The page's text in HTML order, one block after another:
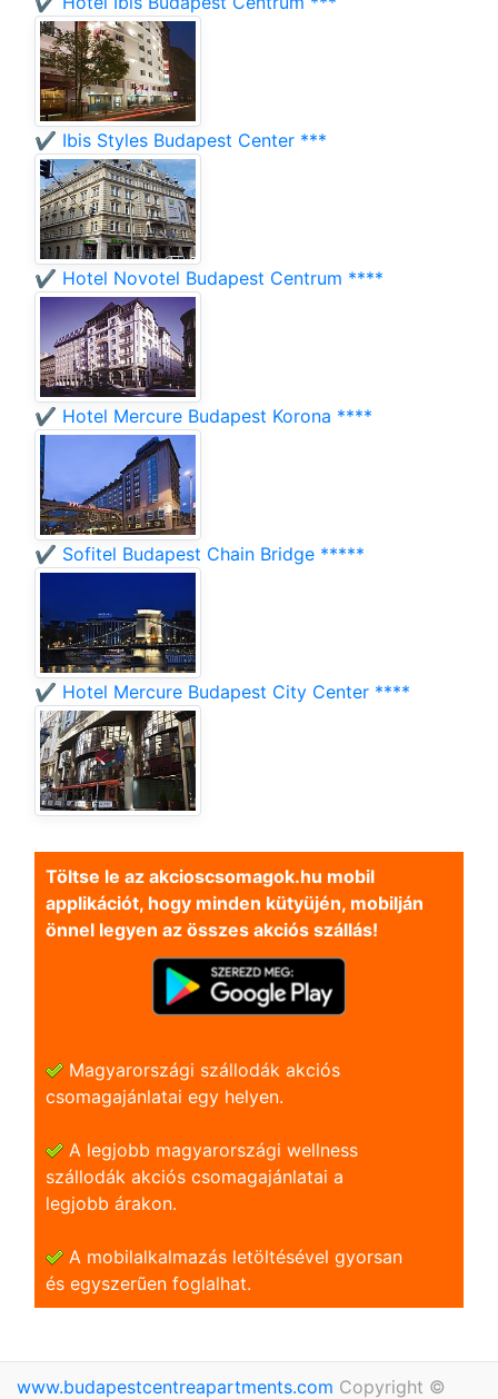
✔️ Ibis Styles Budapest Center ***
✔️ Hotel Novotel Budapest Centrum ****
✔️ Hotel Mercure Budapest Korona ****
✔️ Sofitel Budapest Chain Bridge *****
✔️ Hotel Mercure Budapest City Center ****
Töltse le az akcioscsomagok.hu mobil
applikációt, hogy minden kütyüjén, mobilján
önnel legyen az összes akciós szállás!
Magyarországi szállodák akciós
csomagajánlatai egy helyen.
A legjobb magyarországi wellness
szállodák akciós csomagajánlatai a
legjobb árakon.
A mobilalkalmazás letöltésével gyorsan
és egyszerũen foglalhat.
www.budapestcentreapartments.com Copyright ©